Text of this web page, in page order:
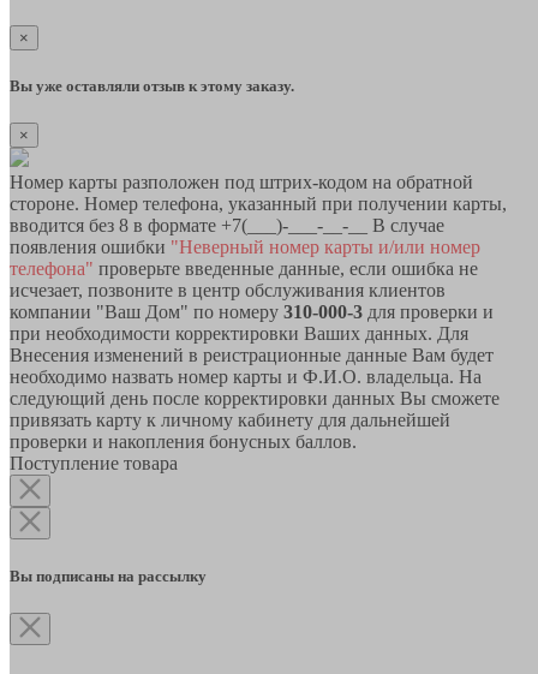
×
Вы уже оставляли отзыв к этому заказу.
×
Номер карты разположен под штрих-кодом на обратной
стороне. Номер телефона, указанный при получении карты,
вводится без 8 в формате +7(___)-___-__-__ В случае
появления ошибки "Неверный номер карты и/или номер
телефона" проверьте введенные данные, если ошибка не
исчезает, позвоните в центр обслуживания клиентов
компании "Ваш Дом" по номеру 310-000-3 для проверки и
при необходимости корректировки Ваших данных. Для
Внесения изменений в реистрационные данные Вам будет
необходимо назвать номер карты и Ф.И.О. владельца. На
следующий день после корректировки данных Вы сможете
привязать карту к личному кабинету для дальнейшей
проверки и накопления бонусных баллов.
Поступление товара
Вы подписаны на рассылку